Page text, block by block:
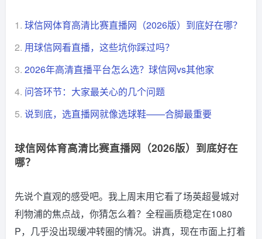
1. 球信网体育高清比赛直播网（2026版）到底好在哪？
2. 用球信网看直播，这些坑你踩过吗？
3. 2026年高清直播平台怎么选？球信网vs其他家
4. 问答环节：大家最关心的几个问题
5. 说到底，选直播网就像选球鞋——合脚最重要
球信网体育高清比赛直播网（2026版）到底好在
哪？
先说个直观的感受吧。我上周末用它看了场英超曼城对
利物浦的焦点战，你猜怎么着？全程画质稳定在1080
P，几乎没出现缓冲转圈的情况。讲真，现在市面上打着